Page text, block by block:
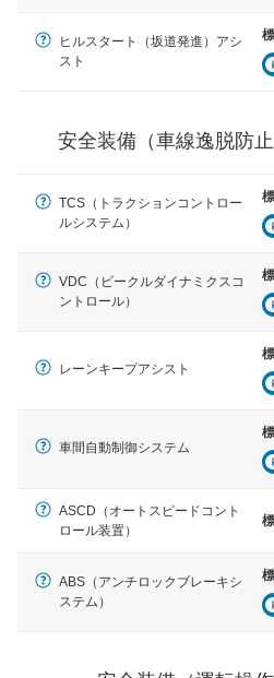
車間距離制御
安全な車間距離を保ちな
ブ・クルーズ・コントロ
駐車をスムーズに行うため
衝撃軽減
万が一車体が衝撃を受け
ルトなどが装備されてい
ヒルスタート（坂道発進）アシ
スト
安全装備（車線逸脱防
TCS（トラクションコントロー
ルシステム）
VDC（ビークルダイナミクスコ
ントロール）
レーンキープアシスト
車間自動制御システム
ASCD（オートスピードコント
ロール装置）
ABS（アンチロックブレーキシ
ステム）